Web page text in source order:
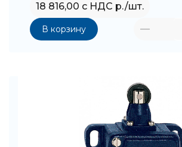
18 816,00 с НДС р./шт.
В корзину